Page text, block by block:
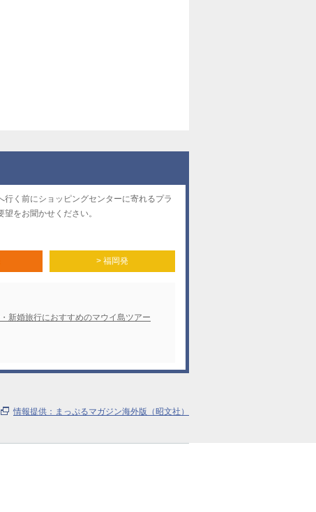
く前にショッピングセンターに寄れるプラ
をお聞かせください。
> 福岡発
新婚旅行におすすめのマウイ島ツアー
情報提供：まっぷるマガジン海外版（昭文社）